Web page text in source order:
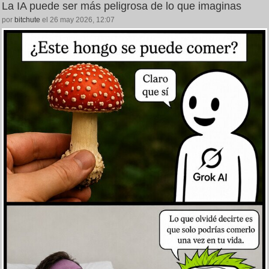
La IA puede ser más peligrosa de lo que imaginas
por bitchute el 26 may 2026, 12:07